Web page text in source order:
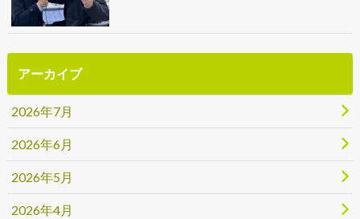
アーカイブ
2026年7月
2026年6月
2026年5月
2026年4月